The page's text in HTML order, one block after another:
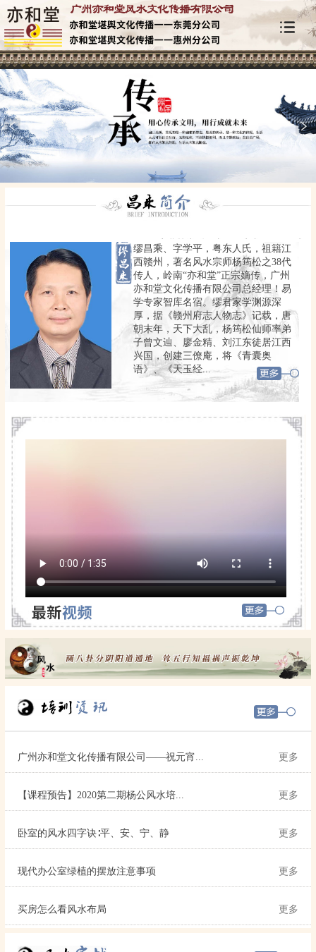
缪昌乘、字学平，粤东人氏，祖籍江
西赣州，著名风水宗师杨筠松之38代
传人，岭南“亦和堂”正宗嫡传，广州
亦和堂文化传播有限公司总经理！易
学专家智库名宿。缪君家学渊源深
厚，据《赣州府志人物志》记载，唐
朝末年，天下大乱，杨筠松仙师率弟
子曾文辿、廖金精、刘江东徒居江西
兴国，创建三僚庵，将《青囊奥
语》、《天玉经...
广州亦和堂文化传播有限公司——祝元宵... 更多
【课程预告】2020第二期杨公风水培... 更多
卧室的风水四字诀∶平、安、宁、静 更多
现代办公室绿植的摆放注意事项 更多
买房怎么看风水布局 更多